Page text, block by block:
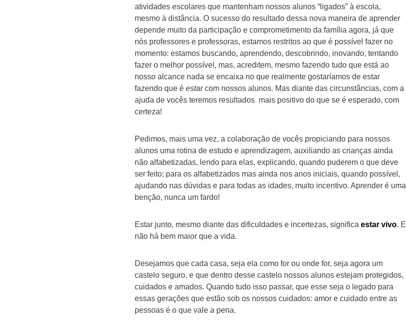
atividades escolares que mantenham nossos alunos “ligados” à escola,
mesmo à distância. O sucesso do resultado dessa nova maneira de aprender
depende muito da participação e comprometimento da família agora, já que
nós professores e professoras, estamos restritos ao que é possível fazer no
momento: estamos buscando, aprendendo, descobrindo, inovando, tentando
fazer o melhor possível, mas, acreditem, mesmo fazendo tudo que está ao
nosso alcance nada se encaixa no que realmente gostaríamos de estar
fazendo que é estarcom nossos alunos. Mas diante das circunstâncias, com a
ajuda de vocês teremos resultados mais positivo do que se é esperado, com
certeza!
Pedimos, mais uma vez, a colaboração de vocês propiciando para nossos
alunos uma rotina de estudo e aprendizagem, auxiliando as crianças ainda
não alfabetizadas, lendo para elas, explicando, quando puderem o que deve
ser feito; para os alfabetizados mas ainda nos anos iniciais, quando possível,
ajudando nas dúvidas e para todas as idades, muito incentivo. Aprender é uma
benção, nunca um fardo!
Estar junto, mesmo diante das dificuldades e incertezas, significa estar vivo. E
não há bem maior que a vida.
Desejamos que cada casa, seja ela como for ou onde for, seja agora um
castelo seguro, e que dentro desse castelo nossos alunos estejam protegidos,
cuidados e amados. Quando tudo isso passar, que esse seja o legado para
essas gerações que estão sob os nossos cuidados: amor e cuidado entre as
pessoas é o que vale a pena.